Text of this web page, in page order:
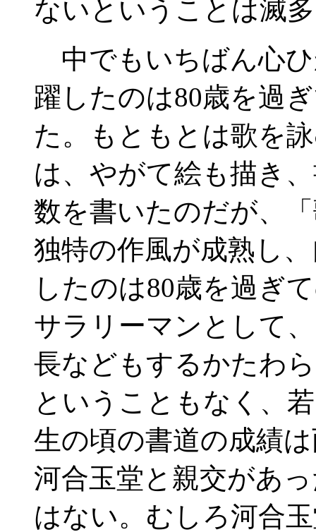
ないということは滅
中でもいちばん心
躍したのは80歳を過
た。もともとは歌を
は、やがて絵も描き
数を書いたのだが、
独特の作風が成熟し
したのは80歳を過ぎ
サラリーマンとして
長などもするかたわ
ということもなく、
生の頃の書道の成績
河合玉堂と親交があ
はない。むしろ河合